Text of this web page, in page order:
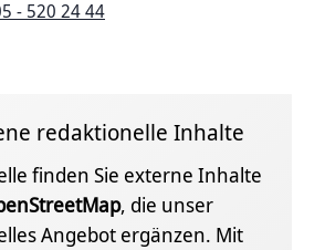
- 520 24 44
redaktionelle Inhalte
finden Sie externe Inhalte
, die unser
Angebot ergänzen. Mit